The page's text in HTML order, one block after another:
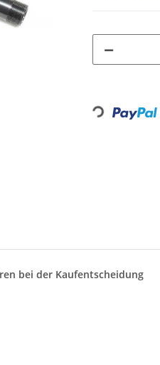
Loading...
bei der Kaufentscheidung